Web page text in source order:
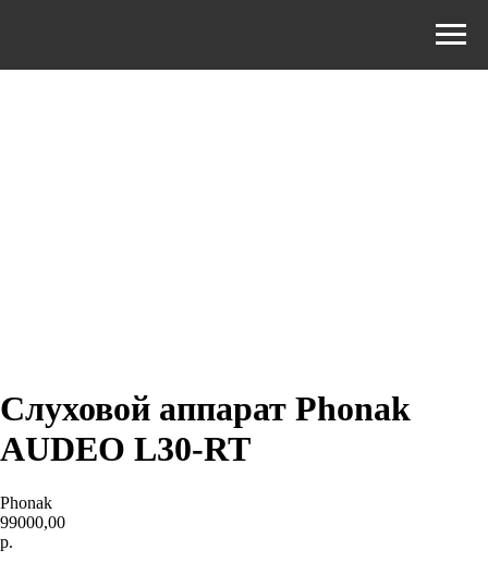
Слуховой аппарат Phonak
AUDEO L30-RT
Phonak
99000,00
р.